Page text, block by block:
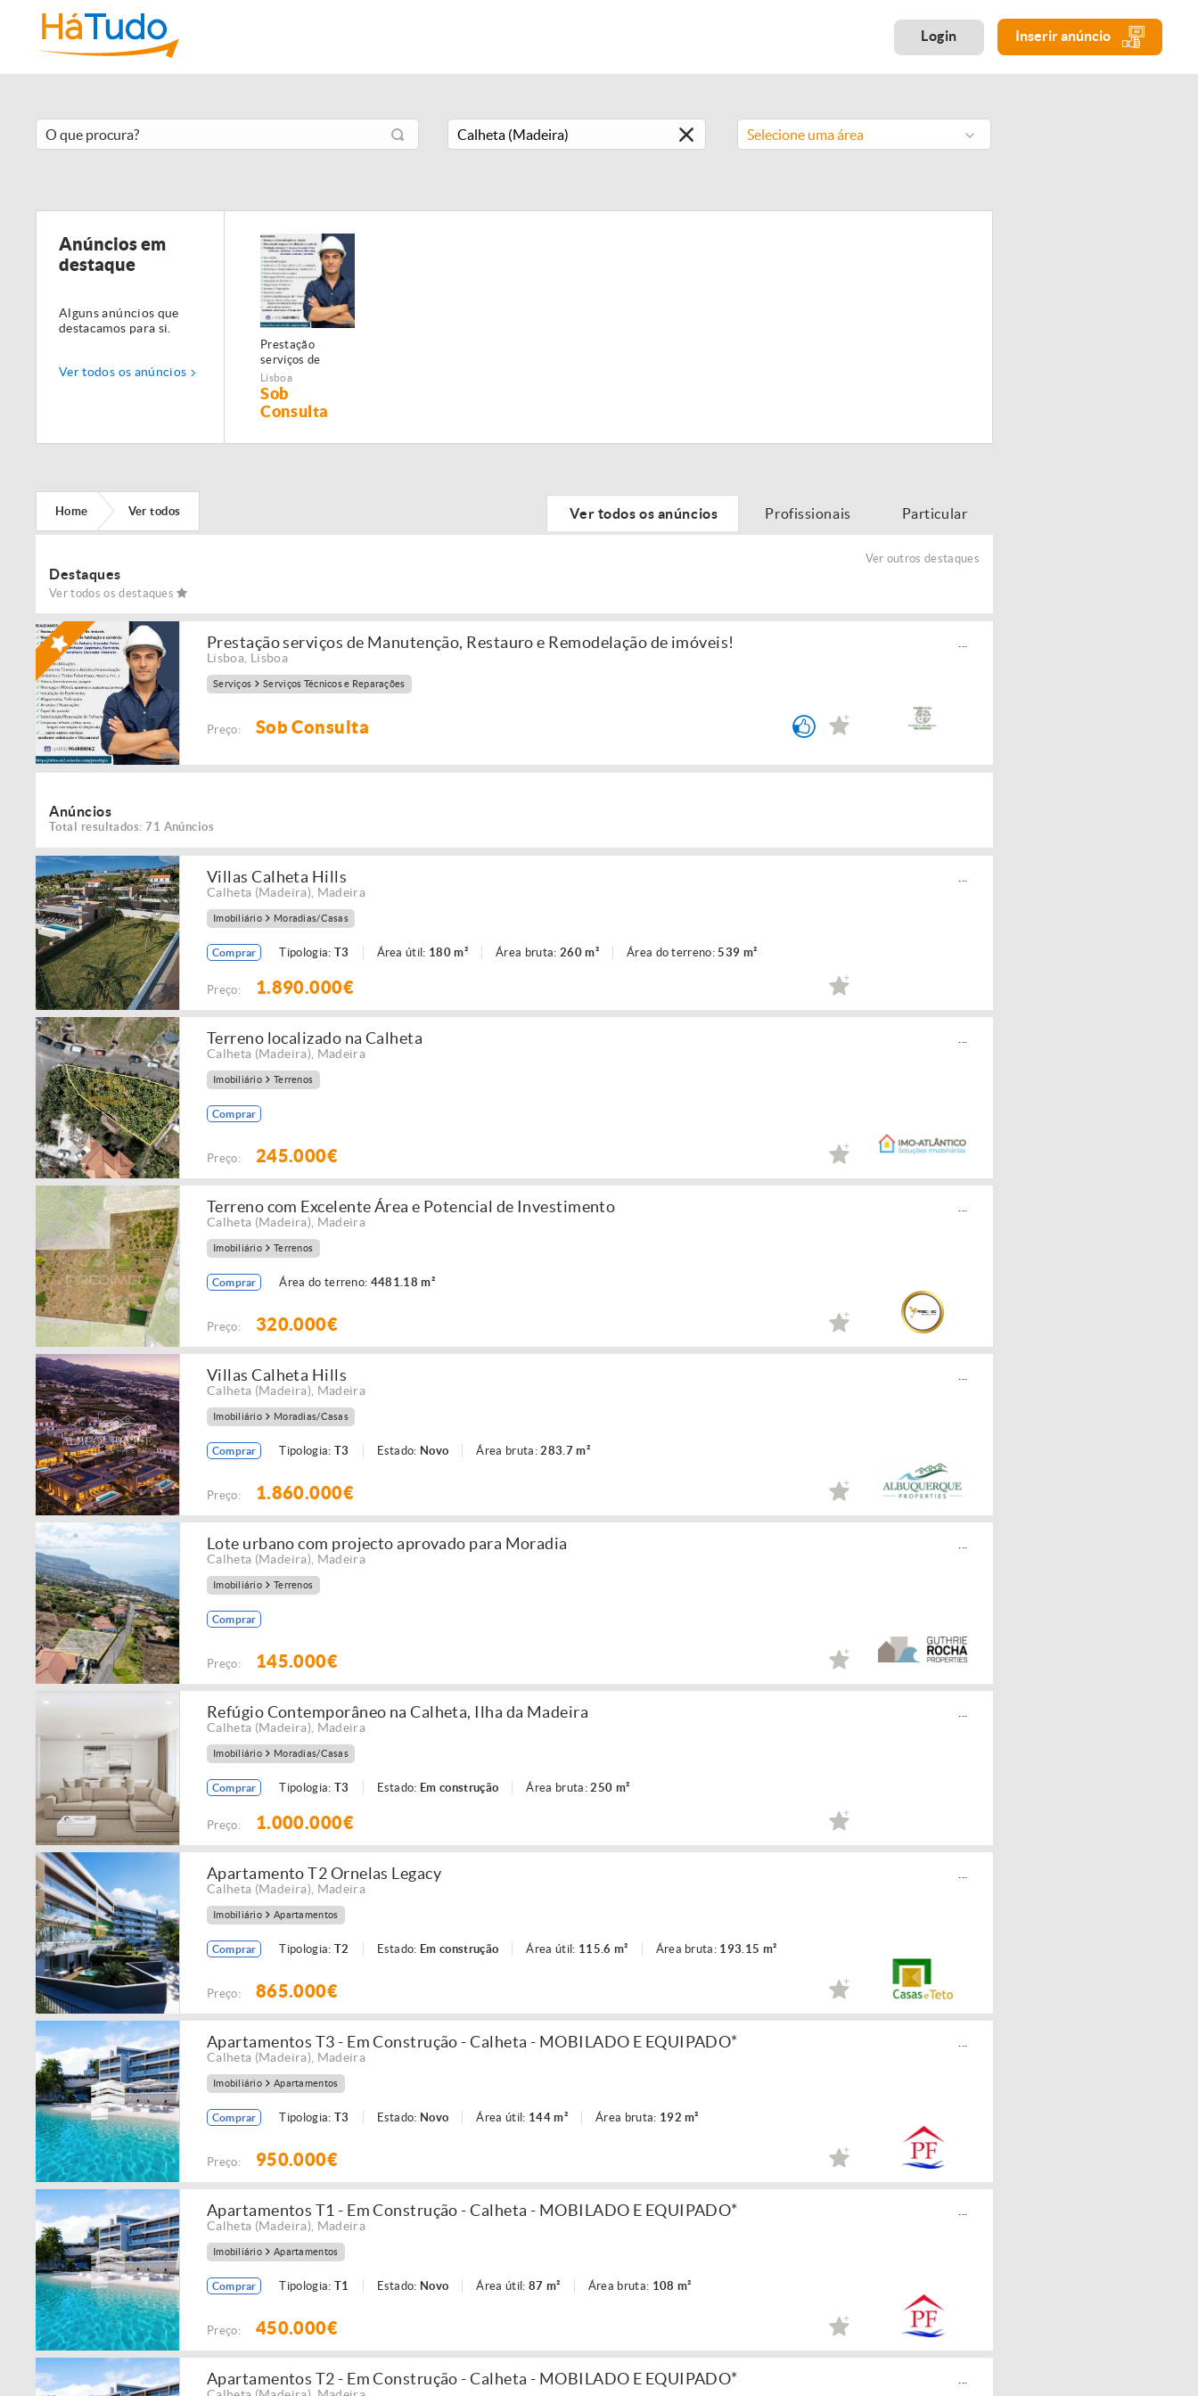
Login Inserir anúncio
Selecione uma área
Anúncios em
destaque
Alguns anúncios que
destacamos para si.
Ver todos os anúncios
Prestação
serviços de
Manutenção,
Restauro e
Remodelação de
imóveis!
Lisboa
Sob
Consulta
Home Ver todos Ver todos os anúncios Profissionais Particular
Ver outros destaques
Destaques
Ver todos os destaques
Prestação serviços de Manutenção, Restauro e Remodelação de imóveis!
Lisboa Lisboa
Serviços Serviços Técnicos e Reparações
Preço: Sob Consulta
Anúncios
Total resultados: 71 Anúncios
Villas Calheta Hills
Calheta (Madeira) Madeira
Imobiliário Moradias/Casas
Comprar Tipologia: T3 Área útil: 180 m² Área bruta: 260 m² Área do terreno:539 m²
Preço: 1.890.000€
Terreno localizado na Calheta
Calheta (Madeira) Madeira
Imobiliário Terrenos
Comprar
Preço: 245.000€
Terreno com Excelente Área e Potencial de Investimento
Calheta (Madeira) Madeira
Imobiliário Terrenos
Comprar Área do terreno: 4481.18 m²
Preço: 320.000€
Villas Calheta Hills
Calheta (Madeira) Madeira
Imobiliário Moradias/Casas
Comprar Tipologia: T3 Estado: Novo Área bruta:283.7 m²
Preço: 1.860.000€
Lote urbano com projecto aprovado para Moradia
Calheta (Madeira) Madeira
Imobiliário Terrenos
Comprar
Preço: 145.000€
Refúgio Contemporâneo na Calheta, Ilha da Madeira
Calheta (Madeira) Madeira
Imobiliário Moradias/Casas
Comprar Tipologia: T3 Estado: Em construção Área bruta:250 m²
Preço: 1.000.000€
Apartamento T2 Ornelas Legacy
Calheta (Madeira) Madeira
Imobiliário Apartamentos
Comprar Tipologia: T2 Estado: Em construção Área útil: 115.6 m² Área bruta: 193.15 m²
Preço: 865.000€
Apartamentos T3 - Em Construção - Calheta - MOBILADO E EQUIPADO*
Calheta (Madeira) Madeira
Imobiliário Apartamentos
Comprar Tipologia: T3 Estado: Novo Área útil: 144 m² Área bruta: 192 m²
Preço: 950.000€
Apartamentos T1 - Em Construção - Calheta - MOBILADO E EQUIPADO*
Calheta (Madeira) Madeira
Imobiliário Apartamentos
Comprar Tipologia: T1 Estado: Novo Área útil: 87 m² Área bruta: 108 m²
Preço: 450.000€
Apartamentos T2 - Em Construção - Calheta - MOBILADO E EQUIPADO*